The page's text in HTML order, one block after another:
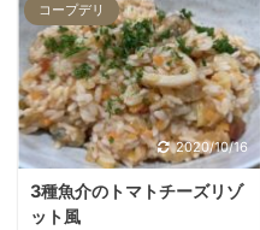
コープデリ
2020/10/16
3種魚介のトマトチーズリゾ
ット風